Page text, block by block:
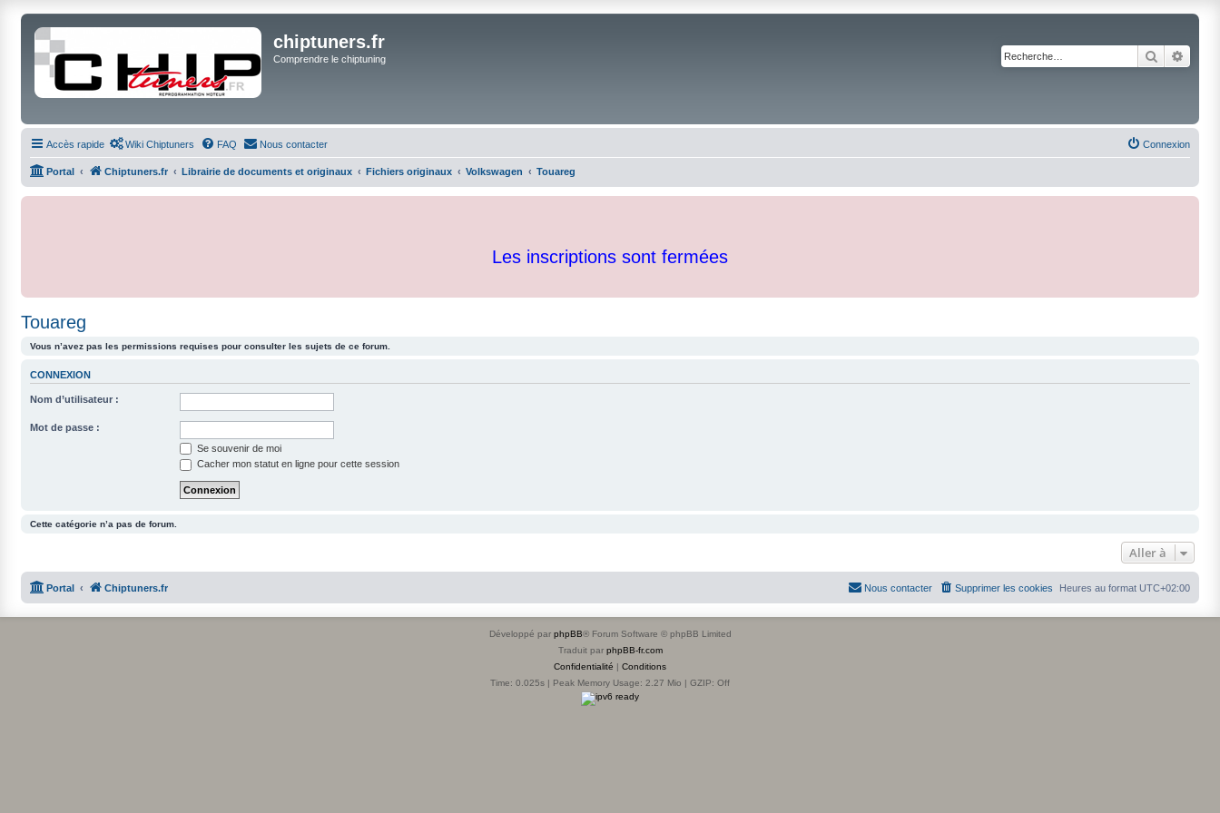
chiptuners.fr
Comprendre le chiptuning Rechercher
Accès rapide Wiki Chiptuners FAQ Nous contacter Connexion
Portal Chiptuners.fr Librairie de documents et originaux Fichiers originaux Volkswagen Touareg
Les inscriptions sont fermées
Touareg
Vous n’avez pas les permissions requises pour consulter les sujets de ce forum.
CONNEXION
Nom d’utilisateur :
Mot de passe :
Se souvenir de moi
Cacher mon statut en ligne pour cette session
Cette catégorie n’a pas de forum.
Aller à
Portal Chiptuners.fr Heures au format UTC+02:00
Supprimer les cookies
Nous contacter
Développé par phpBB® Forum Software © phpBB Limited
Traduit par phpBB-fr.com
Confidentialité | Conditions
Time: 0.025s | Peak Memory Usage: 2.27 Mio | GZIP: Off